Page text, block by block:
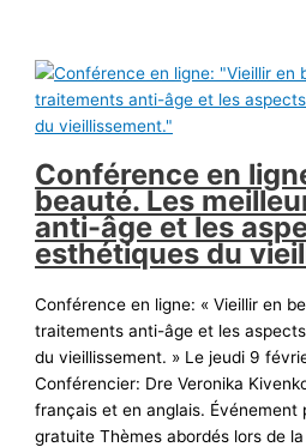
Conférence en
beauté. Les
anti-âge et les
esthétiques du
Conférence en ligne: « Vieillir en
traitements anti-âge et les
du vieillissement. » Le jeudi 9
Conférencier: Dre Veronika
français et en anglais. Événement
gratuite Thèmes abordés lors de